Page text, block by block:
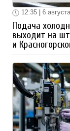
12:35 | 6 августа
Подача
выходит на
и